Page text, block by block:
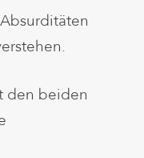
den beiden